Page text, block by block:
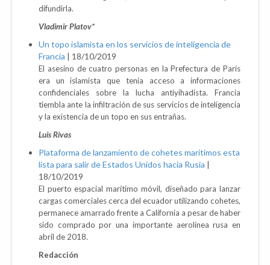
difundirla.
Vladimir Platov*
Un topo islamista en los servicios de inteligencia de
Francia | 18/10/2019
El asesino de cuatro personas en la Prefectura de París
era un islamista que tenía acceso a informaciones
confidenciales sobre la lucha antiyihadista. Francia
tiembla ante la infiltración de sus servicios de inteligencia
y la existencia de un topo en sus entrañas.
Luis Rivas
Plataforma de lanzamiento de cohetes marítimos esta
lista para salir de Estados Unidos hacia Rusia |
18/10/2019
El puerto espacial marítimo móvil, diseñado para lanzar
cargas comerciales cerca del ecuador utilizando cohetes,
permanece amarrado frente a California a pesar de haber
sido comprado por una importante aerolínea rusa en
abril de 2018.
Redacción